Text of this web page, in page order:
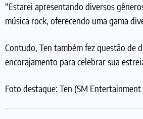
“Estarei apresentando diversos
música rock, oferecendo uma gama
Contudo, Ten também fez questão de
encorajamento para celebrar sua
Foto destaque: Ten (SM